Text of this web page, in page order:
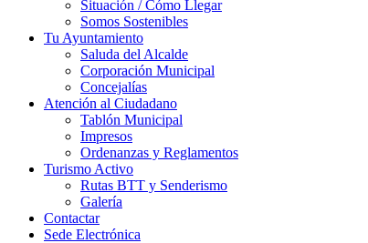
Situación / Cómo Llegar
Somos Sostenibles
Tu Ayuntamiento
Saluda del Alcalde
Corporación Municipal
Concejalías
Atención al Ciudadano
Tablón Municipal
Impresos
Ordenanzas y Reglamentos
Turismo Activo
Rutas BTT y Senderismo
Galería
Contactar
Sede Electrónica